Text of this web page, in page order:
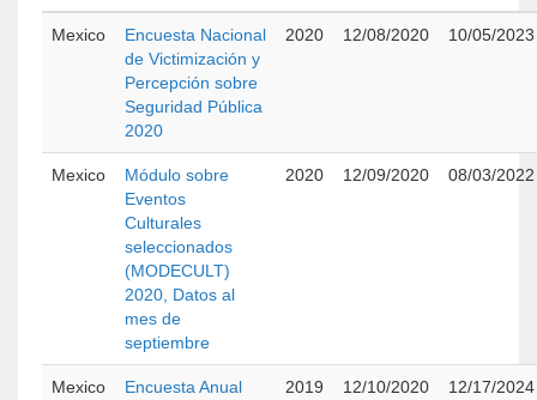
Mexico
Encuesta Nacional
de Victimización y
Percepción sobre
Seguridad Pública
2020
2020 12/08/2020 10/05/2023
Mexico
Módulo sobre
Eventos
Culturales
seleccionados
(MODECULT)
2020, Datos al
mes de
septiembre
2020 12/09/2020 08/03/2022
Mexico
Encuesta Anual
2019 12/10/2020 12/17/2024